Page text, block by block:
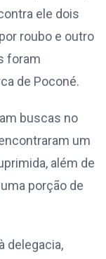
ele dois
roubo e outro
foram
de Poconé.
buscas no
um
além de
porção de
delegacia,